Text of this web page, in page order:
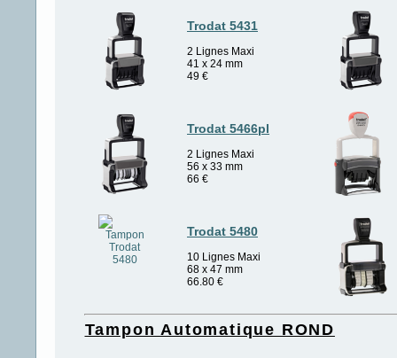
Trodat 5431
2 Lignes Maxi
41 x 24 mm
49 €
Trodat 5466pl
2 Lignes Maxi
56 x 33 mm
66 €
Trodat 5480
10 Lignes Maxi
68 x 47 mm
66.80 €
Tampon Automatique ROND